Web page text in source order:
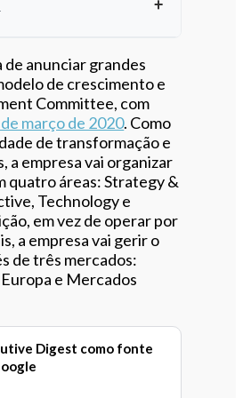
este artigo
anunciar grandes
de crescimento e
Committee, com
de março de 2020. Como
de transformação e
a empresa vai organizar
quatro áreas: Strategy &
Technology e
em vez de operar por
a empresa vai gerir o
de três mercados:
e Mercados
Digest como fonte